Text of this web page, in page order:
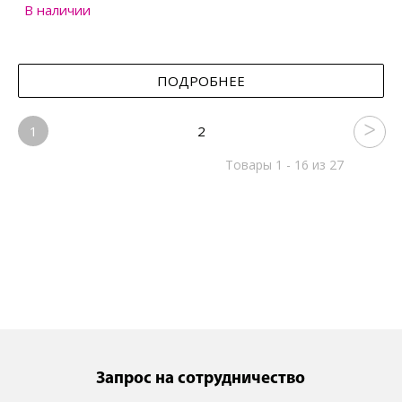
В наличии
ПОДРОБНЕЕ
1 2
Товары 1 - 16 из 27
Запрос на сотрудничество